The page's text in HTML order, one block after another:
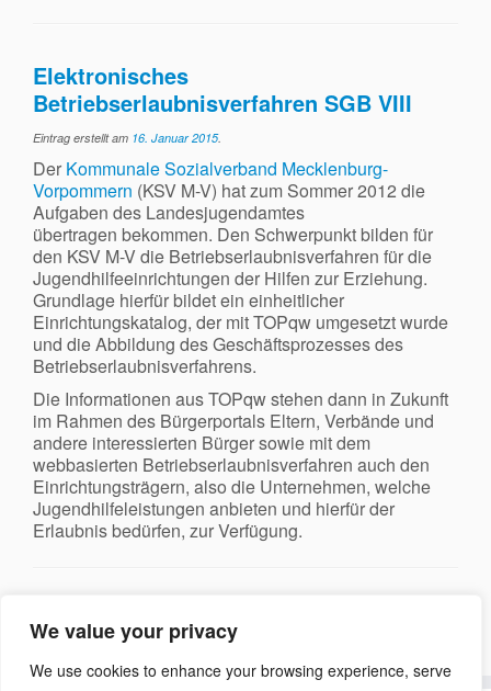
We value your privacy
We use cookies to enhance your browsing experience, serve
Elektronisches
Betriebserlaubnisverfahren SGB VIII
Eintrag erstellt am 16. Januar 2015.
Der Kommunale Sozialverband Mecklenburg-
Vorpommern (KSV M-V) hat zum Sommer 2012 die
Aufgaben des Landesjugendamtes
übertragen bekommen. Den Schwerpunkt bilden für
den KSV M-V die Betriebserlaubnisverfahren für die
Jugendhilfeeinrichtungen der Hilfen zur Erziehung.
Grundlage hierfür bildet ein einheitlicher
Einrichtungskatalog, der mit TOPqw umgesetzt wurde
und die Abbildung des Geschäftsprozesses des
Betriebserlaubnisverfahrens.
Die Informationen aus TOPqw stehen dann in Zukunft
im Rahmen des Bürgerportals Eltern, Verbände und
andere interessierten Bürger sowie mit dem
webbasierten Betriebserlaubnisverfahren auch den
Einrichtungsträgern, also die Unternehmen, welche
Jugendhilfeleistungen anbieten und hierfür der
Erlaubnis bedürfen, zur Verfügung.